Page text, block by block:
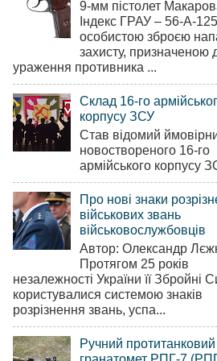
9-мм пістолет
Індекс ГРАУ – 56-А-
особистою зброєю
захисту, призначеною
ураження противника ...
Склад 16-го
корпусу ЗСУ
Став відомий
новоствореного 16-го
армійського корпусу
Про нові знаки
військових звань
військовослужбовців
Автор: Олександр
Протягом 25 років
незалежності України її Збройні
користувалися системою знаків
розрізнення звань, успа...
Ручний протитанковий